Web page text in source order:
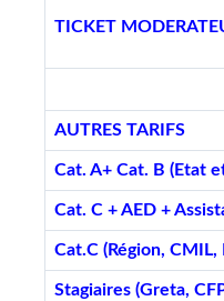
TICKET
AUTRES TARIFS
Cat. A+ Cat. B (Etat
Cat. C + AED +
Cat.C (Région, CMIL,
Stagiaires (Greta,